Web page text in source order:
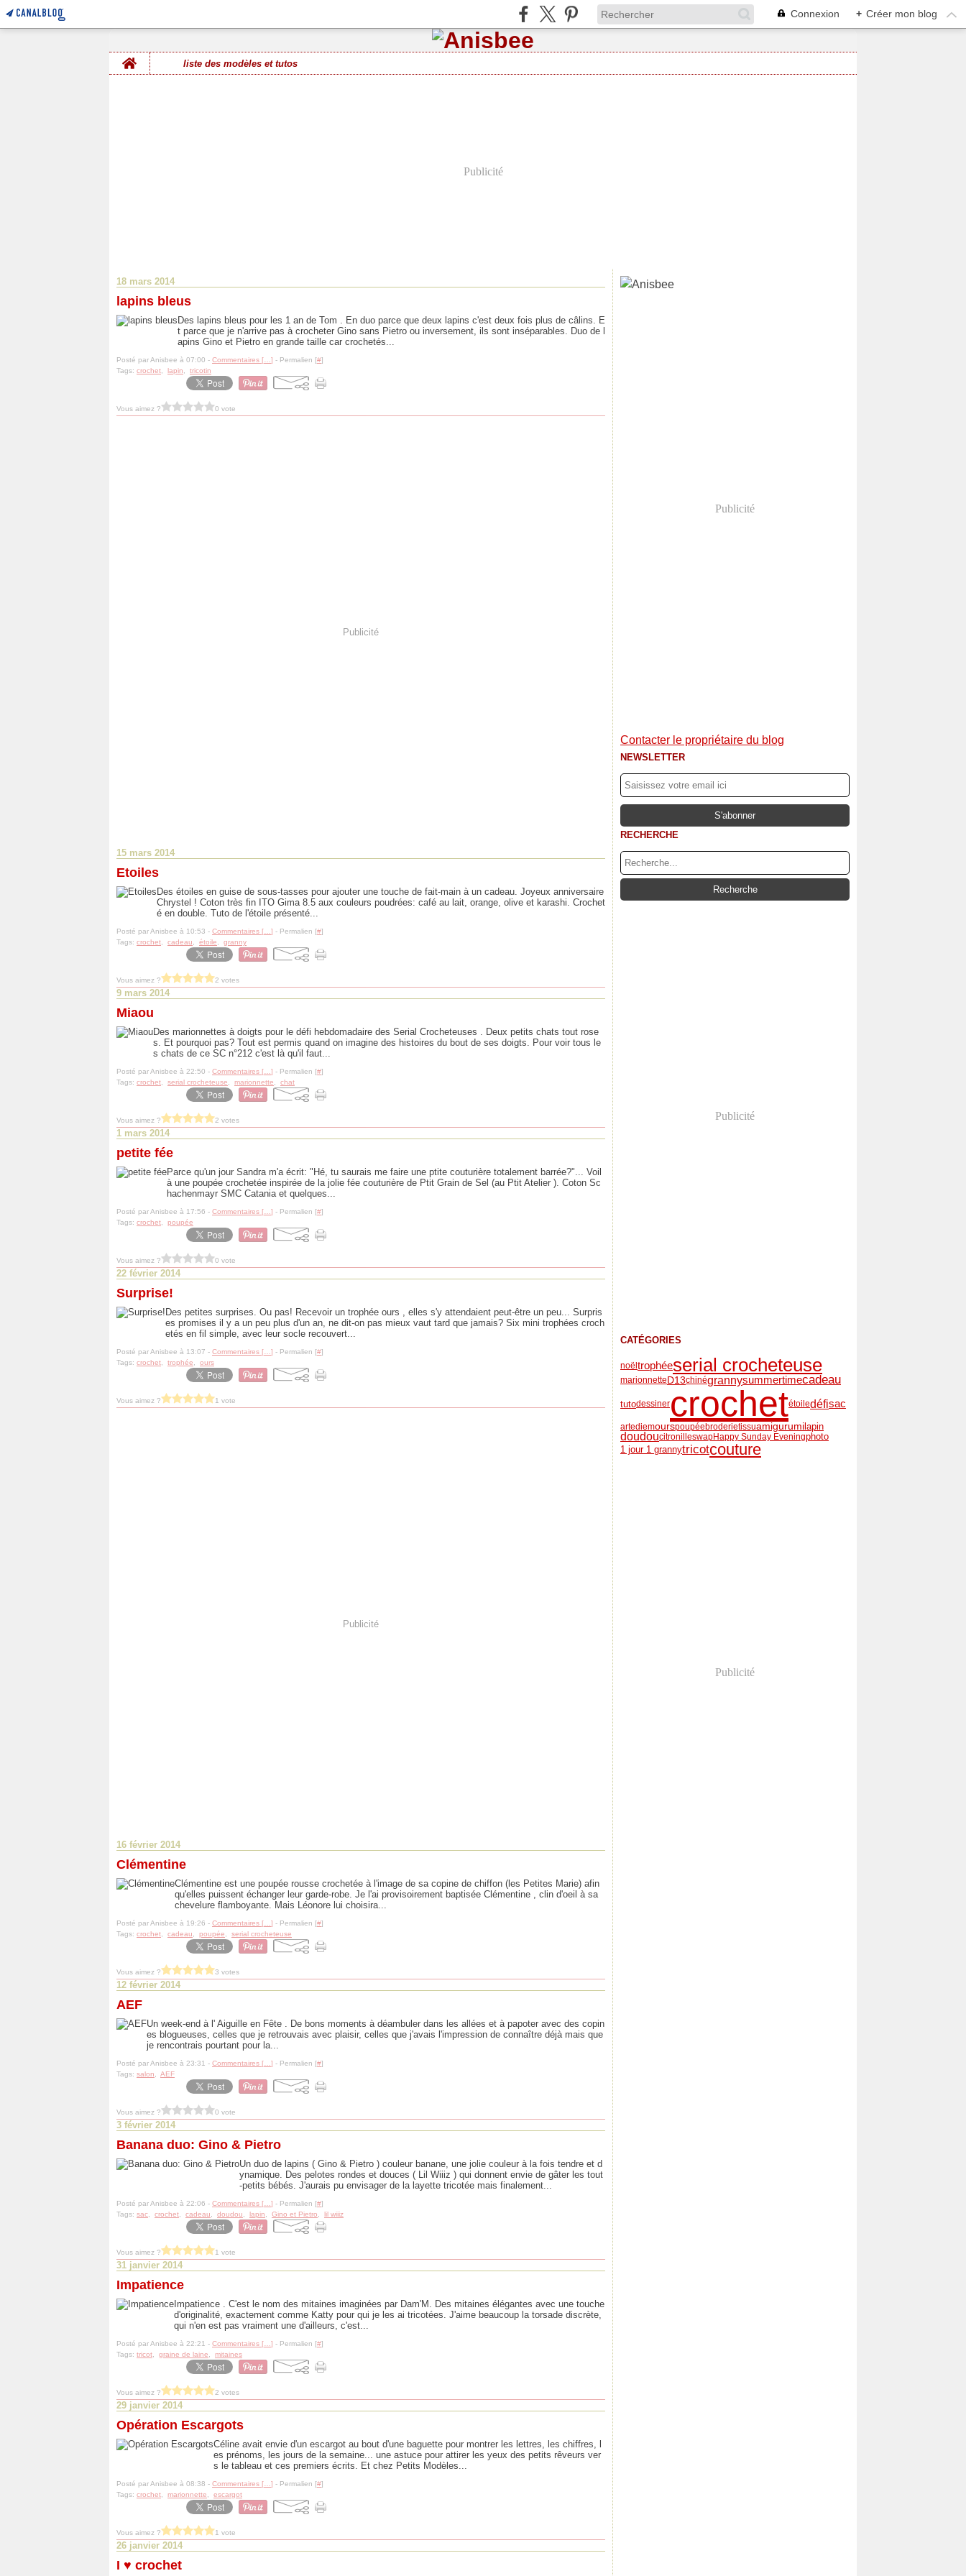
Connexion + Créer mon blog
Home
liste des modèles et tutos
Publicité
18 mars 2014
lapins bleus
Des lapins bleus pour les 1 an de Tom . En duo parce que deux lapins c'est deux fois plus de câlins. E
t parce que je n'arrive pas à crocheter Gino sans Pietro ou inversement, ils sont inséparables. Duo de l
apins Gino et Pietro en grande taille car crochetés...
Posté par Anisbee à 07:00 - Commentaires [ ] - Permalien [#]
Tags: crochet lapin tricotin
Vous aimez ? 0 vote
Publicité
15 mars 2014
Etoiles
Des étoiles en guise de sous-tasses pour ajouter une touche de fait-main à un cadeau. Joyeux anniversaire
Chrystel ! Coton très fin ITO Gima 8.5 aux couleurs poudrées: café au lait, orange, olive et karashi. Crochet
é en double. Tuto de l'étoile présenté...
Posté par Anisbee à 10:53 - Commentaires [ ] - Permalien [#]
Tags: crochet cadeau étoile granny
Vous aimez ? 2 votes
9 mars 2014
Miaou
Des marionnettes à doigts pour le défi hebdomadaire des Serial Crocheteuses . Deux petits chats tout rose
s. Et pourquoi pas? Tout est permis quand on imagine des histoires du bout de ses doigts. Pour voir tous le
s chats de ce SC n°212 c'est là qu'il faut...
Posté par Anisbee à 22:50 - Commentaires [ ] - Permalien [#]
Tags: crochet serial crocheteuse marionnette chat
Vous aimez ? 2 votes
1 mars 2014
petite fée
Parce qu'un jour Sandra m'a écrit: "Hé, tu saurais me faire une ptite couturière totalement barrée?"... Voil
à une poupée crochetée inspirée de la jolie fée couturière de Ptit Grain de Sel (au Ptit Atelier ). Coton Sc
hachenmayr SMC Catania et quelques...
Posté par Anisbee à 17:56 - Commentaires [ ] - Permalien [#]
Tags: crochet poupée
Vous aimez ? 0 vote
22 février 2014
Surprise!
Des petites surprises. Ou pas! Recevoir un trophée ours , elles s'y attendaient peut-être un peu... Surpris
es promises il y a un peu plus d'un an, ne dit-on pas mieux vaut tard que jamais? Six mini trophées croch
etés en fil simple, avec leur socle recouvert...
Posté par Anisbee à 13:07 - Commentaires [ ] - Permalien [#]
Tags: crochet trophée ours
Vous aimez ? 1 vote
Publicité
16 février 2014
Clémentine
Clémentine est une poupée rousse crochetée à l'image de sa copine de chiffon (les Petites Marie) afin
qu'elles puissent échanger leur garde-robe. Je l'ai provisoirement baptisée Clémentine , clin d'oeil à sa
chevelure flamboyante. Mais Léonore lui choisira...
Posté par Anisbee à 19:26 - Commentaires [ ] - Permalien [#]
Tags: crochet cadeau poupée serial crocheteuse
Vous aimez ? 3 votes
12 février 2014
AEF
Un week-end à l' Aiguille en Fête . De bons moments à déambuler dans les allées et à papoter avec des copin
es blogueuses, celles que je retrouvais avec plaisir, celles que j'avais l'impression de connaître déjà mais que
je rencontrais pourtant pour la...
Posté par Anisbee à 23:31 - Commentaires [ ] - Permalien [#]
Tags: salon AEF
Vous aimez ? 0 vote
3 février 2014
Banana duo: Gino & Pietro
Un duo de lapins ( Gino & Pietro ) couleur banane, une jolie couleur à la fois tendre et d
ynamique. Des pelotes rondes et douces ( Lil Wiiiz ) qui donnent envie de gâter les tout
-petits bébés. J'aurais pu envisager de la layette tricotée mais finalement...
Posté par Anisbee à 22:06 - Commentaires [ ] - Permalien [#]
Tags: sac crochet cadeau doudou lapin Gino et Pietro lil wiiiz
Vous aimez ? 1 vote
31 janvier 2014
Impatience
Impatience . C'est le nom des mitaines imaginées par Dam'M. Des mitaines élégantes avec une touche
d'originalité, exactement comme Katty pour qui je les ai tricotées. J'aime beaucoup la torsade discrète,
qui n'en est pas vraiment une d'ailleurs, c'est...
Posté par Anisbee à 22:21 - Commentaires [ ] - Permalien [#]
Tags: tricot graine de laine mitaines
Vous aimez ? 2 votes
29 janvier 2014
Opération Escargots
Céline avait envie d'un escargot au bout d'une baguette pour montrer les lettres, les chiffres, l
es prénoms, les jours de la semaine... une astuce pour attirer les yeux des petits rêveurs ver
s le tableau et ces premiers écrits. Et chez Petits Modèles...
Posté par Anisbee à 08:38 - Commentaires [ ] - Permalien [#]
Tags: crochet marionnette escargot
Vous aimez ? 1 vote
26 janvier 2014
I ♥ crochet
Publicité
Contacter le propriétaire du blog
NEWSLETTER
RECHERCHE
Publicité
CATÉGORIES
noëltrophéeserial crocheteuse
marionnetteD13chinégrannysummertimecadeau
tutodessinercrochetétoiledéfisac
artediemourspoupéebroderietissuamigurumilapin
doudoucitronilleswapHappy Sunday Eveningphoto
1 jour 1 grannytricotcouture
Publicité